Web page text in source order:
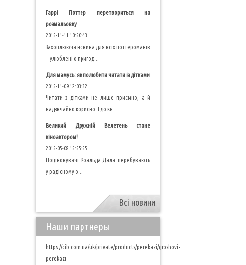
Гаррі Поттер перетвориться на
розмальовку
2015-11-11 10:50:43
Захоплююча новина для всіх поттероманів
- улюблені о пригод...
Для мамусь: як полюбити читати із дітками
2015-11-09 12:03:32
Читати з дітками не лише приємно, а й
надзвчайно корисно. І до кн...
Великий Дружній Велетень стане
кіноактором!
2015-05-08 15:55:55
Поціновувачі Роальда Дала перебувають
у радісному о...
Всі новини
Наши партнеры
https://cib.com.ua/uk/private/products/perekazi/groshovi-
perekazi